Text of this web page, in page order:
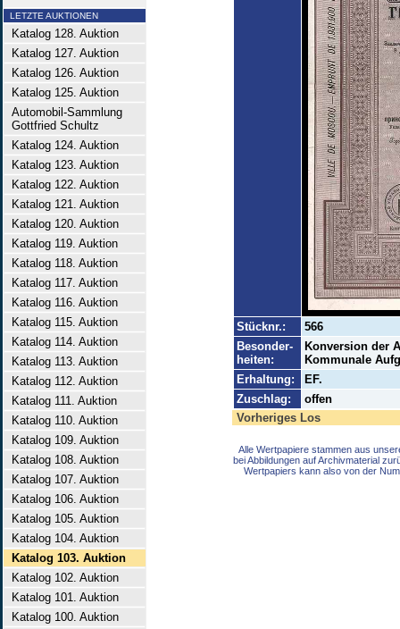
LETZTE AUKTIONEN
Katalog 128. Auktion
Katalog 127. Auktion
Katalog 126. Auktion
Katalog 125. Auktion
Automobil-Sammlung
Gottfried Schultz
Katalog 124. Auktion
Katalog 123. Auktion
Katalog 122. Auktion
Katalog 121. Auktion
Katalog 120. Auktion
Katalog 119. Auktion
Katalog 118. Auktion
Katalog 117. Auktion
Katalog 116. Auktion
Katalog 115. Auktion
Katalog 114. Auktion
Katalog 113. Auktion
Katalog 112. Auktion
Katalog 111. Auktion
Katalog 110. Auktion
Katalog 109. Auktion
Katalog 108. Auktion
Katalog 107. Auktion
Katalog 106. Auktion
Katalog 105. Auktion
Katalog 104. Auktion
Katalog 103. Auktion
Katalog 102. Auktion
Katalog 101. Auktion
Katalog 100. Auktion
Stücknr.:
566
Besonder-
heiten:
Konversion der
Kommunale
Erhaltung:
EF.
Zuschlag:
offen
Vorheriges Los
Alle Wertpapiere stammen aus
bei Abbildungen auf Archivmaterial
Wertpapiers kann also von der